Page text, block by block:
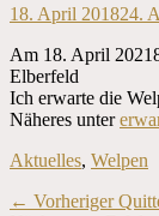
Veröffentlicht
18. April 201824.
Am 18. April
Elberfeld
Ich erwarte die
Näheres unter
Kategorien
Aktuelles, Welpen
← Vorheriger